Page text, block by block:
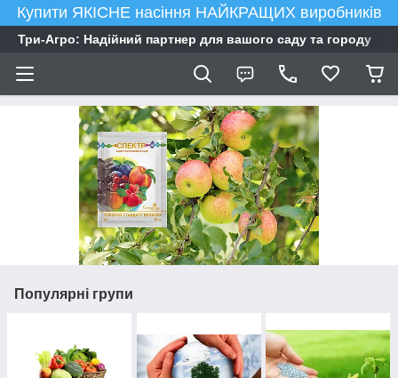
Купити ЯКІСНЕ насіння НАЙКРАЩИХ виробників
Три-Агро: Надійний партнер для вашого саду та городу
Популярні групи